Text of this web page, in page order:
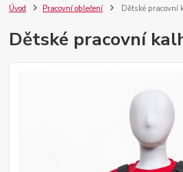
Úvod Pracovní oblečení Dětské pracovní
Dětské pracovní